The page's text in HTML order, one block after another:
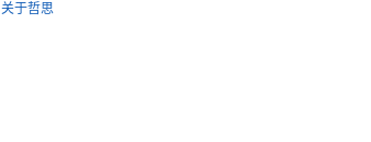
关于哲思